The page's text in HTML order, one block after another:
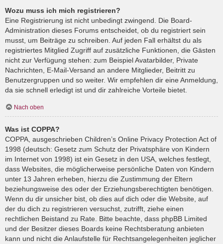
Wozu muss ich mich registrieren?
Eine Registrierung ist nicht unbedingt zwingend. Die Board-
Administration dieses Forums entscheidet, ob du registriert sein
musst, um Beiträge zu schreiben. Auf jeden Fall erhältst du als
registriertes Mitglied Zugriff auf zusätzliche Funktionen, die Gästen
nicht zur Verfügung stehen: zum Beispiel Avatarbilder, Private
Nachrichten, E-Mail-Versand an andere Mitglieder, Beitritt zu
Benutzergruppen und so weiter. Wir empfehlen dir eine Anmeldung,
da sie schnell erledigt ist und dir zahlreiche Vorteile bietet.
Nach oben
Was ist COPPA?
COPPA, ausgeschrieben Children’s Online Privacy Protection Act of
1998 (deutsch: Gesetz zum Schutz der Privatsphäre von Kindern
im Internet von 1998) ist ein Gesetz in den USA, welches festlegt,
dass Websites, die möglicherweise persönliche Daten von Kindern
unter 13 Jahren erheben, hierzu die Zustimmung der Eltern
beziehungsweise des oder der Erziehungsberechtigten benötigen.
Wenn du dir unsicher bist, ob dies auf dich oder die Website, auf
der du dich zu registrieren versuchst, zutrifft, ziehe einen
rechtlichen Beistand zu Rate. Bitte beachte, dass phpBB Limited
und der Besitzer dieses Boards keine Rechtsberatung anbieten
kann und nicht die Anlaufstelle für Rechtsangelegenheiten jeglicher